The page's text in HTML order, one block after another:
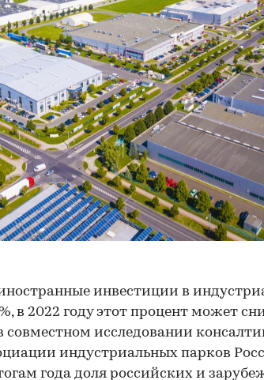
инвестиции в
в 2022 году этот процент может
совместном исследовании
индустриальных парков
года доля российских и